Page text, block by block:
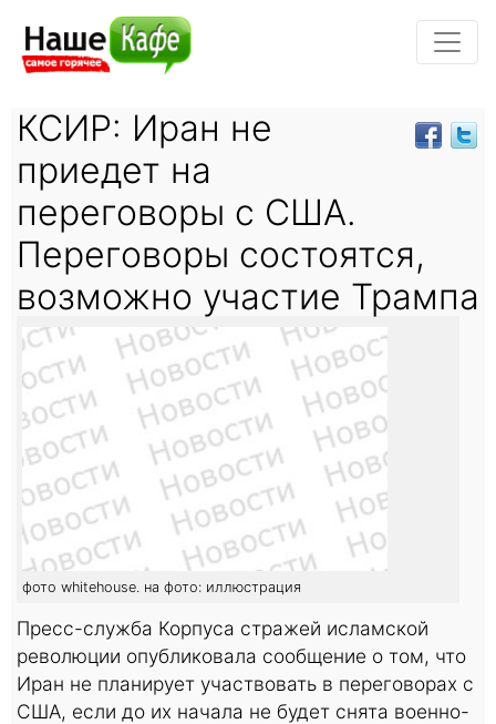
КСИР: Иран не
приедет на
переговоры с США.
Переговоры состоятся,
возможно участие Трампа
фото whitehouse. на фото: иллюстрация
Пресс-служба Корпуса стражей исламской
революции опубликовала сообщение о том, что
Иран не планирует участвовать в переговорах с
США, если до их начала не будет снята военно-